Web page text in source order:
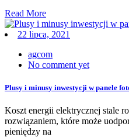
Read More
22 lipca, 2021
agcom
No comment yet
Plusy i minusy inwestycji w panele
Koszt energii elektrycznej stale
rozwiązaniem, które może
pieniędzy na